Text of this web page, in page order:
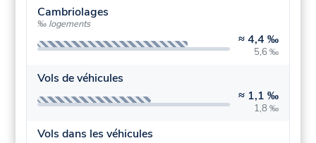
Cambriolages
‰ logements
≈4,4 ‰
5,6 ‰
Vols de véhicules
≈ 1,1 ‰
1,8 ‰
Vols dans les véhicules